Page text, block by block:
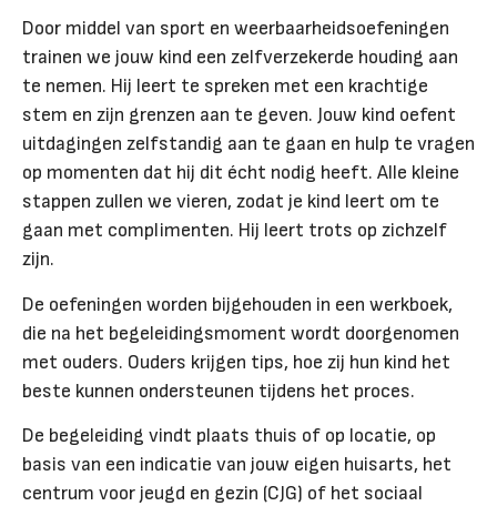
Door middel van sport en weerbaarheidsoefeningen
trainen we jouw kind een zelfverzekerde houding aan
te nemen. Hij leert te spreken met een krachtige
stem en zijn grenzen aan te geven. Jouw kind oefent
uitdagingen zelfstandig aan te gaan en hulp te vragen
op momenten dat hij dit écht nodig heeft. Alle kleine
stappen zullen we vieren, zodat je kind leert om te
gaan met complimenten. Hij leert trots op zichzelf
zijn.
De oefeningen worden bijgehouden in een werkboek,
die na het begeleidingsmoment wordt doorgenomen
met ouders. Ouders krijgen tips, hoe zij hun kind het
beste kunnen ondersteunen tijdens het proces.
De begeleiding vindt plaats thuis of op locatie, op
basis van een indicatie van jouw eigen huisarts, het
centrum voor jeugd en gezin (CJG) of het sociaal